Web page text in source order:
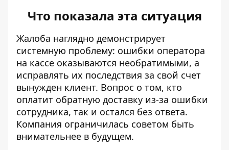
Что показала эта ситуация
Жалоба наглядно демонстрирует
системную проблему: ошибки оператора
на кассе оказываются необратимыми, а
исправлять их последствия за свой счет
вынужден клиент. Вопрос о том, кто
оплатит обратную доставку из-за ошибки
сотрудника, так и остался без ответа.
Компания ограничилась советом быть
внимательнее в будущем.